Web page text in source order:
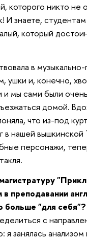
никто не
знаете, студентам
который
в
ушки и, конечно,
мы сами были
домой.
что из-под
в нашей вышкинской
персонажи,
преподавании
больше "для себя"?
с
занялась